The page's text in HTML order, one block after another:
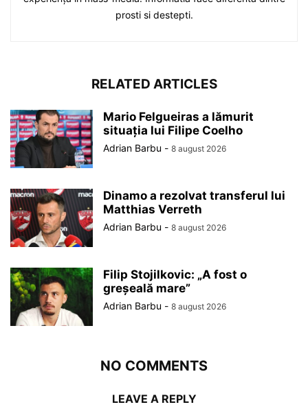
prosti si destepti.
RELATED ARTICLES
Mario Felgueiras a lămurit
situația lui Filipe Coelho
Adrian Barbu - 8 august 2026
Dinamo a rezolvat transferul lui
Matthias Verreth
Adrian Barbu - 8 august 2026
Filip Stojilkovic: „A fost o
greșeală mare”
Adrian Barbu - 8 august 2026
NO COMMENTS
LEAVE A REPLY